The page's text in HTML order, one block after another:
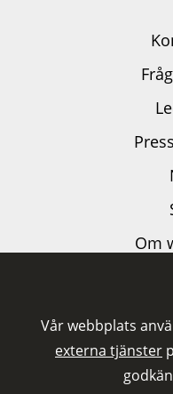
Vår webbplats
externa tjänster
Om
Följ